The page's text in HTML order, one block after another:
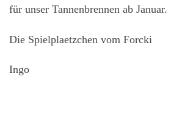
für unser Tannenbrennen ab Januar.
Die Spielplaetzchen vom Forcki
Ingo